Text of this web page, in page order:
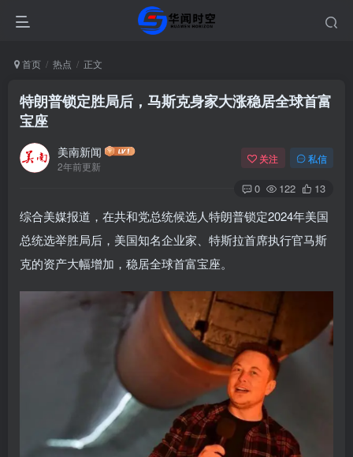
首页 热点 正文
特朗普锁定胜局后，马斯克身家大涨稳居全球首富
宝座
美南新闻
2年前更新
关注 私信
0 122 13
综合美媒报道，在共和党总统候选人特朗普锁定2024年美国
总统选举胜局后，美国知名企业家、特斯拉首席执行官马斯
克的资产大幅增加，稳居全球首富宝座。